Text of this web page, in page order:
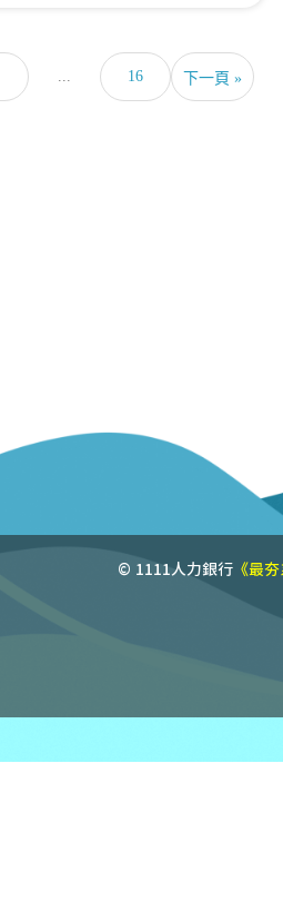
... 16 下一頁 »
© 1111人力銀行 《最